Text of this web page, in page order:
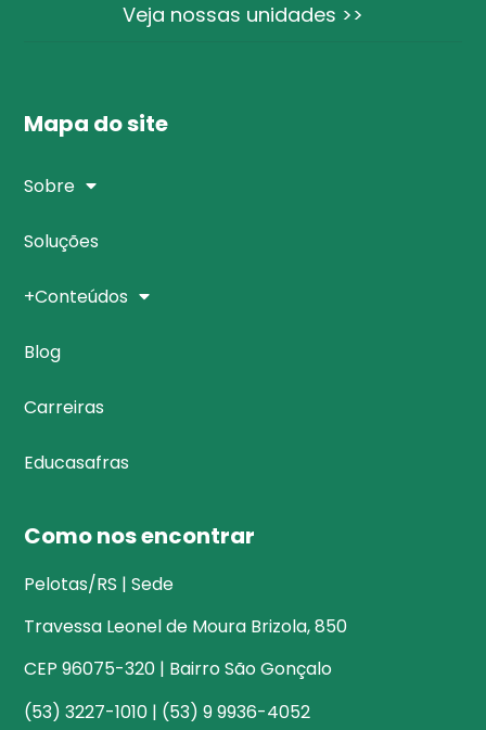
Veja nossas unidades >>
Mapa do site
Sobre
Soluções
+Conteúdos
Blog
Carreiras
Educasafras
Como nos encontrar
Pelotas/RS | Sede
Travessa Leonel de Moura Brizola, 850
CEP 96075-320 | Bairro São Gonçalo
(53) 3227-1010 | (53) 9 9936-4052